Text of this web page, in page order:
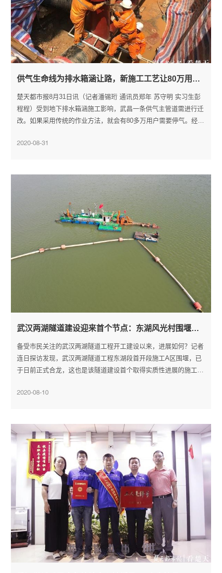
供气生命线为排水箱涵让路，新施工工艺让80万用户免遭停气
楚天都市报8月31日讯（记者潘锡珩 通讯员郑年 苏守明 实习生彭
程程）受到地下排水箱涵施工影响，武昌一条供气主管道需进行迁
改。如果采用传统的作业方法，就会有80多万用户需要停气。经过
未受任何影响。
2020-08-31
武汉两湖隧道建设迎来首个节点：东湖风光村围堰A区提前合龙
备受市民关注的武汉两湖隧道工程开工建设以来，进展如何？记者
连日探访发现，武汉两湖隧道工程东湖段首开段施工A区围堰，已
于日前正式合龙，这也是该隧道建设首个取得实质性进展的施工节
程迎来节点，与两湖隧道建设相关的5处还湖工程，也都在同步展
2020-08-10